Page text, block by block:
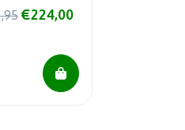
€224,00